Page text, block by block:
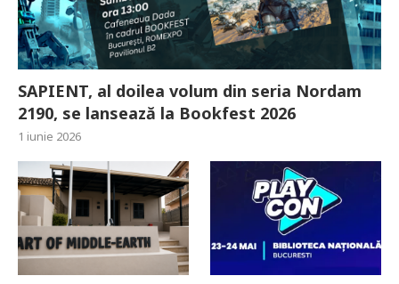
SAPIENT, al doilea volum din seria Nordam
2190, se lansează la Bookfest 2026
1 iunie 2026